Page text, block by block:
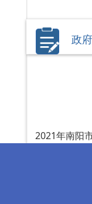
政
2021年南阳